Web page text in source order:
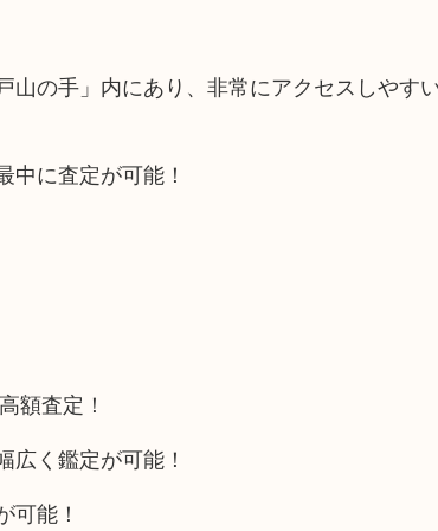
の手」内にあり、非常にアクセスしやす
中に査定が可能！
額査定！
広く鑑定が可能！
可能！